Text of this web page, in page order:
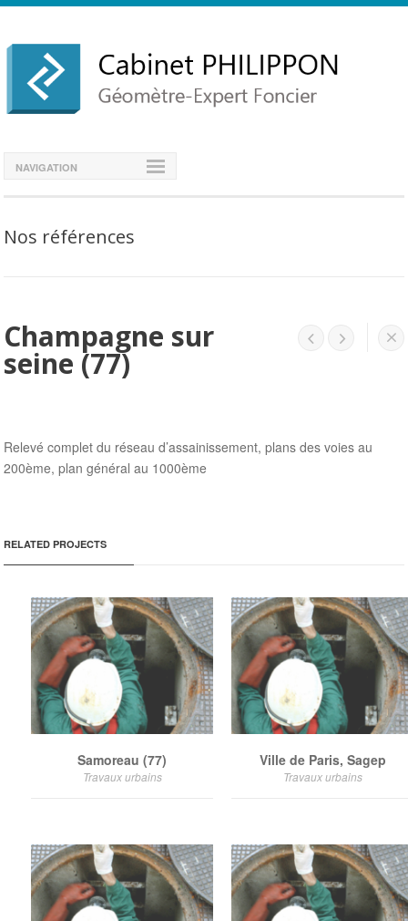
NAVIGATION
Nos références
Champagne sur
seine (77)
  
Relevé complet du réseau d’assainissement, plans des voies au
200ème, plan général au 1000ème
RELATED PROJECTS
Samoreau (77)
Travaux urbains
Ville de Paris, Sagep
Travaux urbains